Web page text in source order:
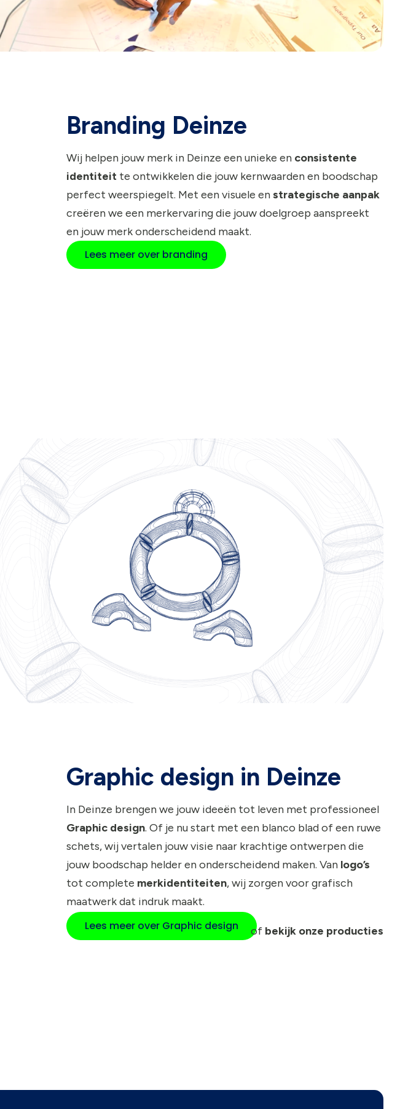
Branding Deinze
Wij helpen jouw merk in Deinze een unieke en consistente
identiteit te ontwikkelen die jouw kernwaarden en boodschap
perfect weerspiegelt. Met een visuele enstrategische aanpak
creëren we een merkervaring die jouw doelgroep aanspreekt
en jouw merk onderscheidend maakt.
Lees meer over branding
Graphic design in Deinze
In Deinze brengen we jouw ideeën tot leven met professioneel
Graphic design. Of je nu start met een blanco blad of een ruwe
schets, wij vertalen jouw visie naar krachtige ontwerpen die
jouw boodschap helder en onderscheidend maken. Van logo’s
tot complete merkidentiteiten, wij zorgen voor grafisch
maatwerk dat indruk maakt.
Lees meer over Graphic design of bekijk onze producties